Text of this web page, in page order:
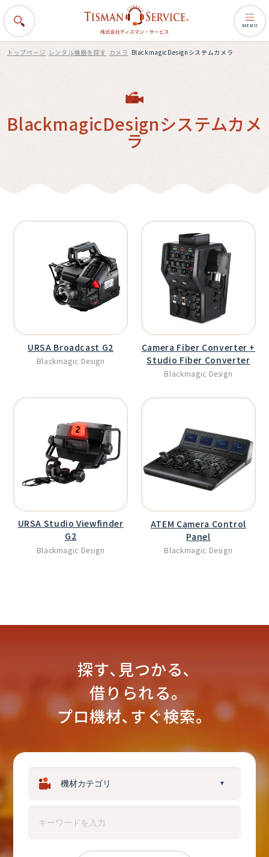
MENU
トップページ レンタル機器を探す カメラ BlackmagicDesignシステムカメラ
BlackmagicDesignシステムカメ
ラ
URSA Broadcast G2
Blackmagic Design
Camera Fiber Converter +
Studio Fiber Converter
Blackmagic Design
URSA Studio Viewfinder
G2
Blackmagic Design
ATEM Camera Control
Panel
Blackmagic Design
探す､見つかる､
借りられる｡
プロ機材､すぐ検索。
▼